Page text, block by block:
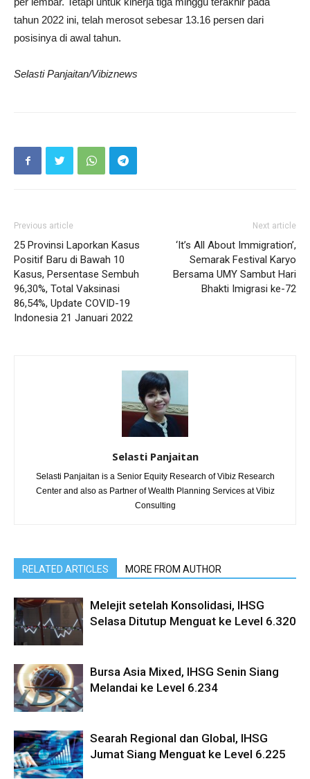
tahun 2022 ini, telah merosot sebesar 13.16 persen dari
posisinya di awal tahun.
Selasti Panjaitan/Vibiznews
Previous article
25 Provinsi Laporkan Kasus
Positif Baru di Bawah 10
Kasus, Persentase Sembuh
96,30%, Total Vaksinasi
86,54%, Update COVID-19
Indonesia 21 Januari 2022
Next article
‘It’s All About Immigration’,
Semarak Festival Karyo
Bersama UMY Sambut Hari
Bhakti Imigrasi ke-72
Selasti Panjaitan
Selasti Panjaitan is a Senior Equity Research of Vibiz Research
Center and also as Partner of Wealth Planning Services at Vibiz
Consulting
RELATED ARTICLES MORE FROM AUTHOR
Melejit setelah Konsolidasi, IHSG
Selasa Ditutup Menguat ke Level 6.320
Bursa Asia Mixed, IHSG Senin Siang
Melandai ke Level 6.234
Searah Regional dan Global, IHSG
Jumat Siang Menguat ke Level 6.225